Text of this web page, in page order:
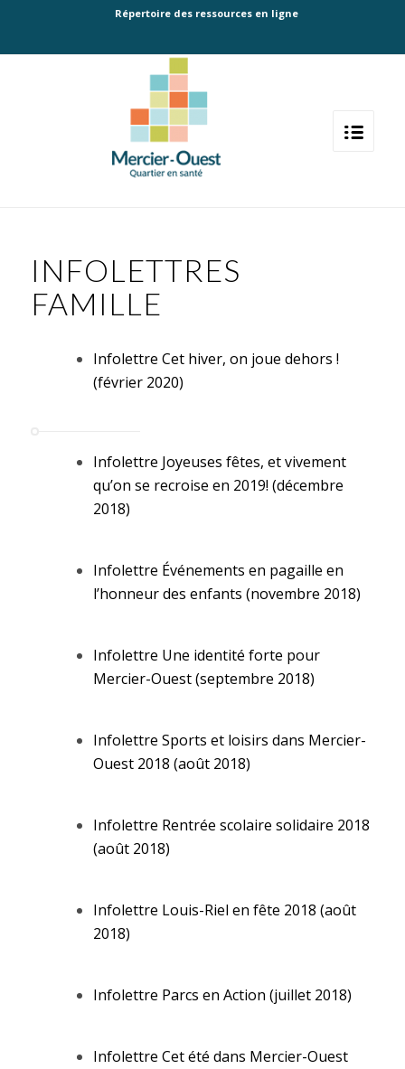
Répertoire des ressources en ligne
INFOLETTRES
FAMILLE
Infolettre Cet hiver, on joue dehors !
(février 2020)
Infolettre Joyeuses fêtes, et vivement
qu’on se recroise en 2019! (décembre
2018)
Infolettre Événements en pagaille en
l’honneur des enfants (novembre 2018)
Infolettre Une identité forte pour
Mercier-Ouest (septembre 2018)
Infolettre Sports et loisirs dans Mercier-
Ouest 2018 (août 2018)
Infolettre Rentrée scolaire solidaire 2018
(août 2018)
Infolettre Louis-Riel en fête 2018 (août
2018)
Infolettre Parcs en Action (juillet 2018)
Infolettre Cet été dans Mercier-Ouest